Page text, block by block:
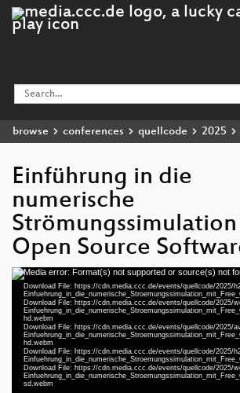
browse conferences quellcode 2025
Einführung in die
numerische
Open Source
Video
Player
Media error: Format(s) not supported or source(s) not
Download File: https://cdn.media.ccc.de/events/quellcode/2025/
Download File: https://cdn.media.ccc.de/events/quellcode/2025/
hd.webm
Download File: https://cdn.media.ccc.de/events/quellcode/2025/
hd.webm
Download File: https://cdn.media.ccc.de/events/quellcode/2025/
Download File: https://cdn.media.ccc.de/events/quellcode/2025/
sd.webm
deu 1080p